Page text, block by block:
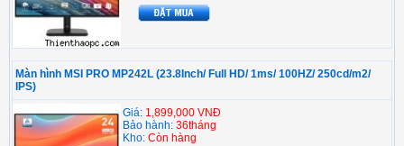
Màn hình MSI PRO MP242L (23.8Inch/ Full HD/ 1ms/ 100HZ/ 250cd/m2/
IPS)
Giá: 1,899,000 VNĐ
Bảo hành: 36tháng
Kho: Còn hàng